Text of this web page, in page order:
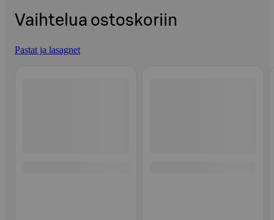
Vaihtelua ostoskoriin
Pastat ja lasagnet